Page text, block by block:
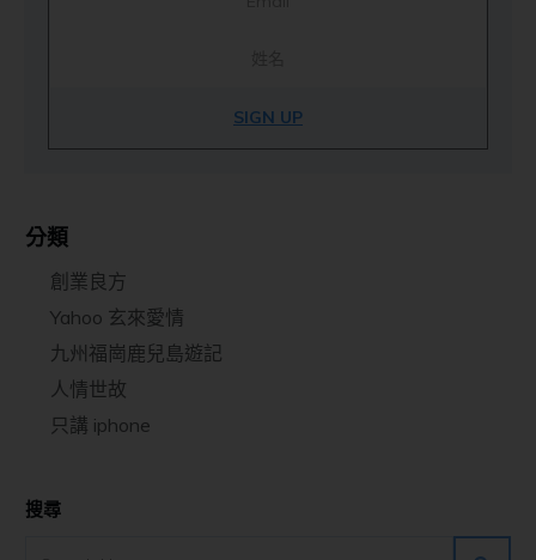
SIGN UP
分類
創業良方
Yahoo 玄來愛情
九州福崗鹿兒島遊記
人情世故
只講 iphone
搜尋